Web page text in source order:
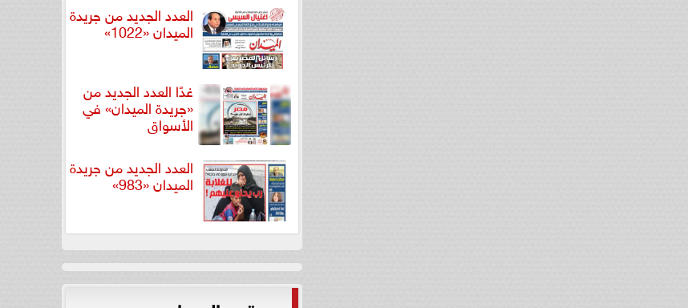
العدد الجديد من جريدة
الميدان «1022»
غدًا العدد الجديد من
«جريدة الميدان» في
الأسواق
العدد الجديد من جريدة
الميدان «983»